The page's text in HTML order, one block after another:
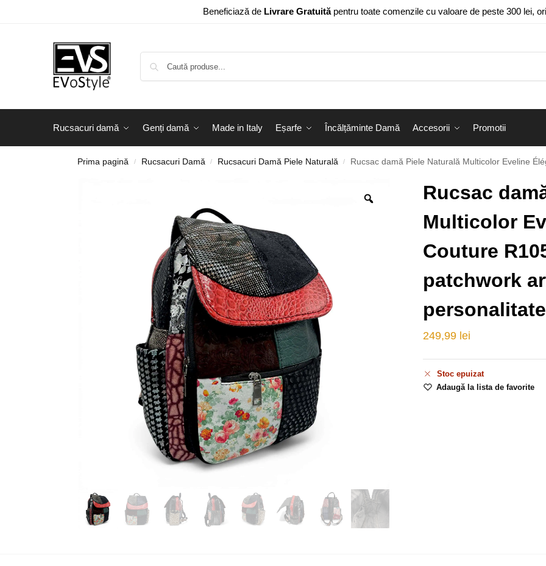
Beneficiază de Livrare Gratuităpentru toate comenzile cu valoare de peste 300 lei,
Rucsacuri damă Genți damă Made in Italy Eșarfe Încălțăminte Damă Accesorii Promotii
Prima pagină / Rucsacuri Damă / Rucsacuri Damă Piele Naturală / Rucsac damă Piele Naturală Multicolor Eveline Élégance-
Rucsac
Multicolor
Couture
patchwork
249,99 lei
Stoc epuizat
Adaugă la lista de favorite